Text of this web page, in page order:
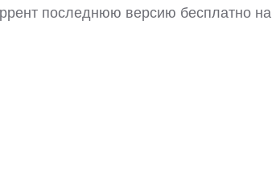
последнюю версию бесплатно на